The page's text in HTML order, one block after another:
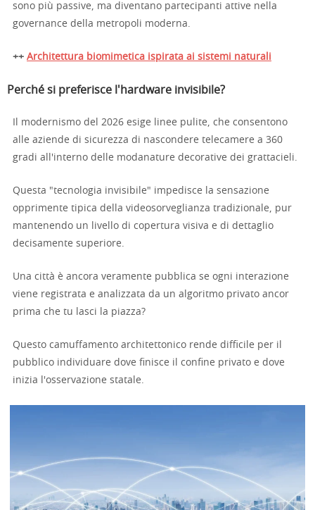
sono più passive, ma diventano partecipanti attive nella
governance della metropoli moderna.
++ Architettura biomimetica ispirata ai sistemi naturali
Perché si preferisce l'hardware invisibile?
Il modernismo del 2026 esige linee pulite, che consentono
alle aziende di sicurezza di nascondere telecamere a 360
gradi all'interno delle modanature decorative dei grattacieli.
Questa "tecnologia invisibile" impedisce la sensazione
opprimente tipica della videosorveglianza tradizionale, pur
mantenendo un livello di copertura visiva e di dettaglio
decisamente superiore.
Una città è ancora veramente pubblica se ogni interazione
viene registrata e analizzata da un algoritmo privato ancor
prima che tu lasci la piazza?
Questo camuffamento architettonico rende difficile per il
pubblico individuare dove finisce il confine privato e dove
inizia l'osservazione statale.